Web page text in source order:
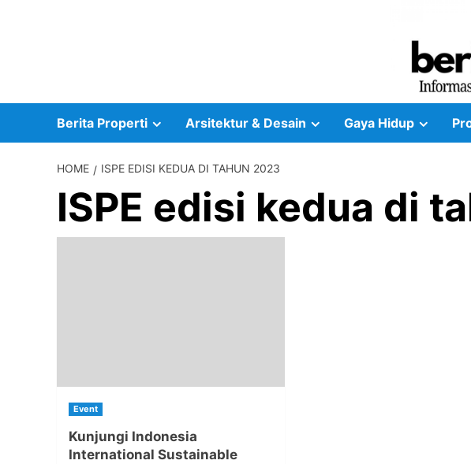
Berita Properti Arsitektur & Desain Gaya Hidup
HOME ISPE EDISI KEDUA DI TAHUN 2023
ISPE edisi kedua di
Event
Kunjungi Indonesia
International Sustainable